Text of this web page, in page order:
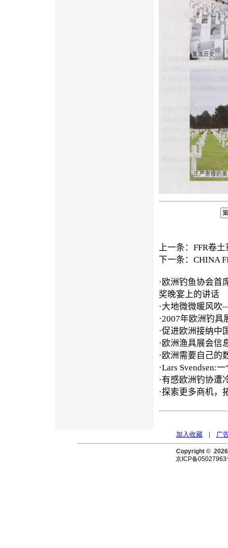
上一条： FFR卷土
下一条： CHINA
· 欧洲钓鱼协会首
奖晚宴上的讲话
·大地微微暖风吹
·2007年欧洲钓具
·促进欧洲接纳中
· 欧洲渔具展会信
· 欧洲需要自己的
·Lars Svendsen:
·有感欧洲钓协遭
·探索更多商机，